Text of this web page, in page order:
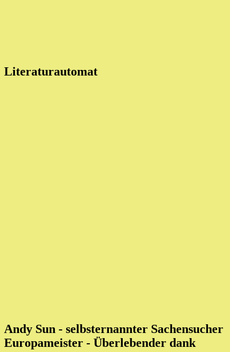
Literaturautomat
Andy Sun - selbsternannter Sachensucher
Europameister - Überlebender dank